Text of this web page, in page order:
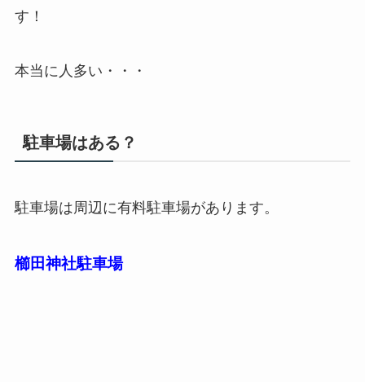
す！
本当に人多い・・・
駐車場はある？
駐車場は周辺に有料駐車場があります。
櫛田神社駐車場